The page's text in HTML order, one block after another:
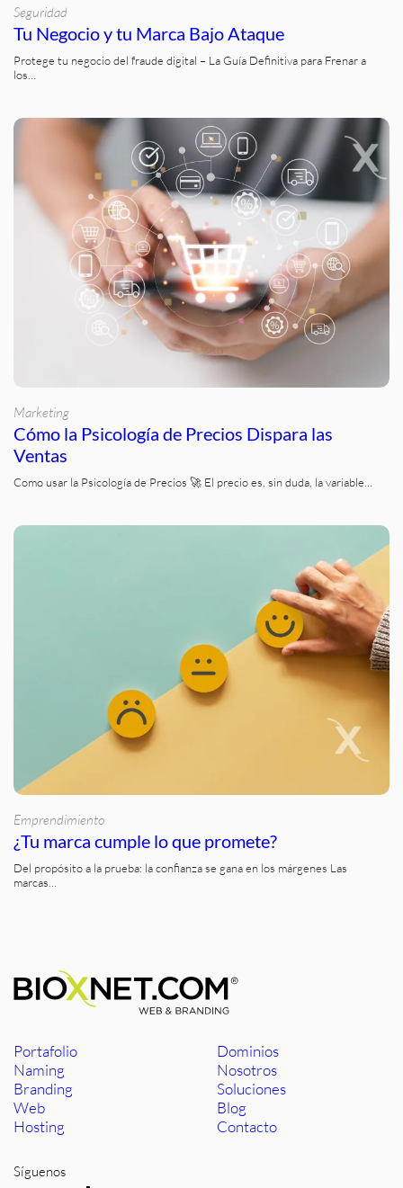
Seguridad
Tu Negocio y tu Marca Bajo Ataque
Protege tu negocio del fraude digital – La Guía Definitiva para Frenar a
los…
Marketing
Cómo la Psicología de Precios Dispara las
Ventas
Como usar la Psicología de Precios 🚀 El precio es, sin duda, la variable…
Emprendimiento
¿Tu marca cumple lo que promete?
Del propósito a la prueba: la confianza se gana en los márgenes Las
marcas…
Portafolio
Naming
Branding
Web
Hosting
Dominios
Nosotros
Soluciones
Blog
Contacto
Síguenos